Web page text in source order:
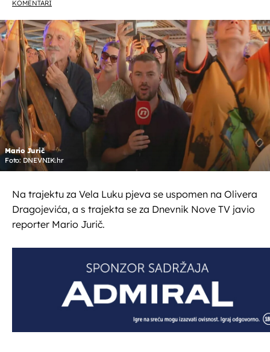
KOMENTARI
Mario Jurič
Foto: DNEVNIK.hr
Na trajektu za Vela Luku pjeva se uspomen na Olivera
Dragojevića, a s trajekta se za Dnevnik Nove TV javio
reporter Mario Jurič.
OMOGUĆI OBAVIJESTI